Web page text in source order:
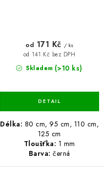
Skladem (>10 ks)
od 141 Kč bez DPH
od 171 Kč / ks
Délka: 80 cm, 95 cm, 110 cm,
125 cm
Tloušťka: 1 mm
Barva: černá